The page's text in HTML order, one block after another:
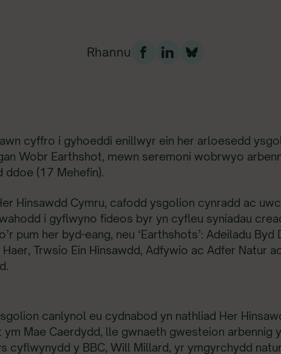
Rhannu
cyffro i gyhoeddi enillwyr ein her arloesedd
Wobr Earthshot, mewn seremoni wobrwyo
ddoe (17 Mehefin).
Hinsawdd Cymru, cafodd ysgolion cynradd ac
i gyflwyno fideos byr yn cyfleu syniadau
pum her byd-eang, neu ‘Earthshots’: Adeiladu Byd
Haer, Trwsio Ein Hinsawdd, Adfywio ac Adfer Natur
canlynol eu cydnabod yn nathliad Her
ym Mae Caerdydd, lle gwnaeth gwesteion arbennig
cyflwynydd y BBC, Will Millard, yr ymgyrchydd